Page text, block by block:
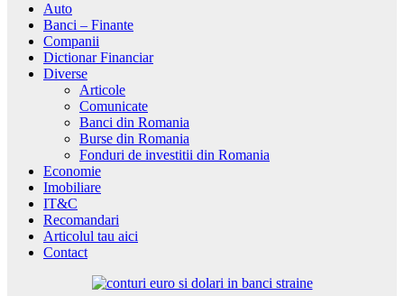
Auto
Banci – Finante
Companii
Dictionar Financiar
Diverse
Articole
Comunicate
Banci din Romania
Burse din Romania
Fonduri de investitii din Romania
Economie
Imobiliare
IT&C
Recomandari
Articolul tau aici
Contact